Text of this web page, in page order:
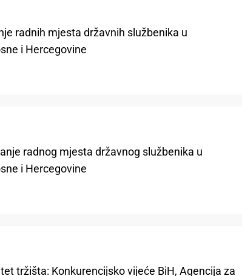
radnih mjesta državnih službenika u
i Hercegovine
radnog mjesta državnog službenika u
i Hercegovine
tržišta: Konkurencijsko vijeće BiH, Agencija za